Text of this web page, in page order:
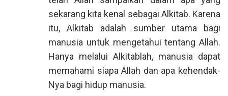
sekarang kita kenal sebagai Alkitab. Karena
itu, Alkitab adalah sumber utama bagi
manusia untuk mengetahui tentang Allah.
Hanya melalui Alkitablah, manusia dapat
memahami siapa Allah dan apa kehendak-
Nya bagi hidup manusia.